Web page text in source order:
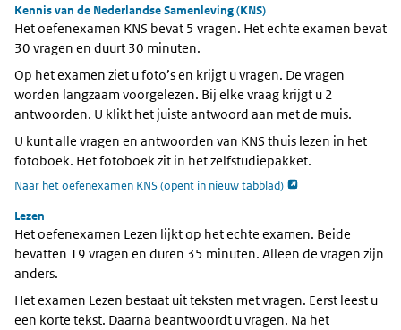
Kennis van de Nederlandse Samenleving (KNS)
Het oefenexamen KNS bevat 5 vragen. Het echte examen bevat
30 vragen en duurt 30 minuten.
Op het examen ziet u foto’s en krijgt u vragen. De vragen
worden langzaam voorgelezen. Bij elke vraag krijgt u 2
antwoorden. U klikt het juiste antwoord aan met de muis.
U kunt alle vragen en antwoorden van KNS thuis lezen in het
fotoboek. Het fotoboek zit in het zelfstudiepakket.
Naar het oefenexamen KNS (opent in nieuw tabblad) opent externe pagina
Lezen
Het oefenexamen Lezen lijkt op het echte examen. Beide
bevatten 19 vragen en duren 35 minuten. Alleen de vragen zijn
anders.
Het examen Lezen bestaat uit teksten met vragen. Eerst leest u
een korte tekst. Daarna beantwoordt u vragen. Na het